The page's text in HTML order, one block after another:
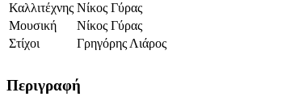
Καλλιτέχνης Νίκος Γύρας
Μουσική
Νίκος Γύρας
Στίχοι
Γρηγόρης Λιάρος
Περιγραφή